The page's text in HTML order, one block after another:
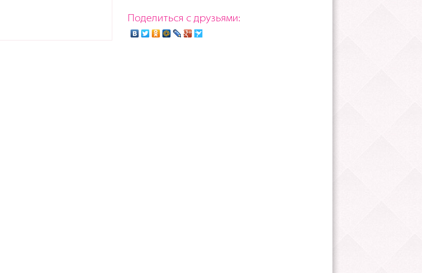
Поделиться с друзьями: